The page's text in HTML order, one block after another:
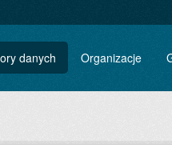
danych Organizacje